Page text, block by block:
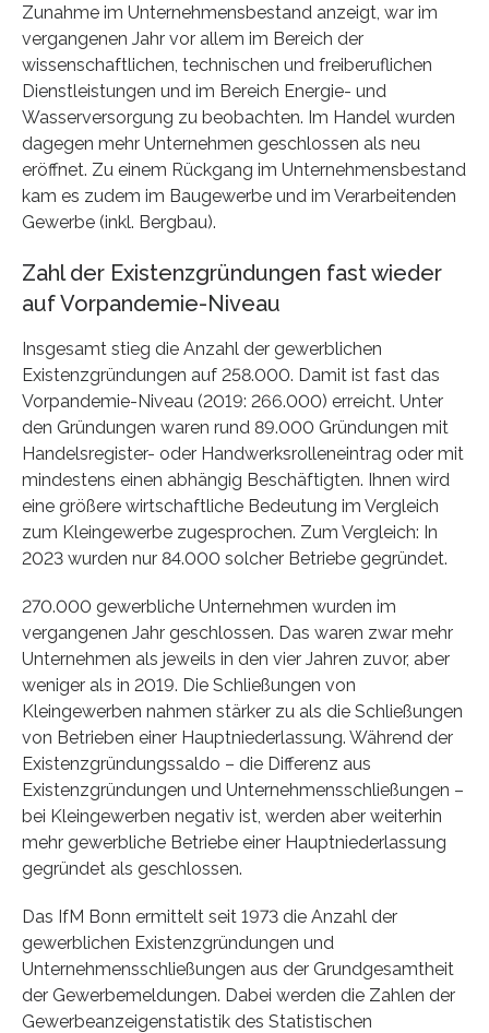
Zunahme im Unternehmensbestand anzeigt, war im
vergangenen Jahr vor allem im Bereich der
wissenschaftlichen, technischen und freiberuflichen
Dienstleistungen und im Bereich Energie- und
Wasserversorgung zu beobachten. Im Handel wurden
dagegen mehr Unternehmen geschlossen als neu
eröffnet. Zu einem Rückgang im Unternehmensbestand
kam es zudem im Baugewerbe und im Verarbeitenden
Gewerbe (inkl. Bergbau).
Zahl der Existenzgründungen fast wieder
auf Vorpandemie-Niveau
Insgesamt stieg die Anzahl der gewerblichen
Existenzgründungen auf 258.000. Damit ist fast das
Vorpandemie-Niveau (2019: 266.000) erreicht. Unter
den Gründungen waren rund 89.000 Gründungen mit
Handelsregister- oder Handwerksrolleneintrag oder mit
mindestens einen abhängig Beschäftigten. Ihnen wird
eine größere wirtschaftliche Bedeutung im Vergleich
zum Kleingewerbe zugesprochen. Zum Vergleich: In
2023 wurden nur 84.000 solcher Betriebe gegründet.
270.000 gewerbliche Unternehmen wurden im
vergangenen Jahr geschlossen. Das waren zwar mehr
Unternehmen als jeweils in den vier Jahren zuvor, aber
weniger als in 2019. Die Schließungen von
Kleingewerben nahmen stärker zu als die Schließungen
von Betrieben einer Hauptniederlassung. Während der
Existenzgründungssaldo – die Differenz aus
Existenzgründungen und Unternehmensschließungen –
bei Kleingewerben negativ ist, werden aber weiterhin
mehr gewerbliche Betriebe einer Hauptniederlassung
gegründet als geschlossen.
Das IfM Bonn ermittelt seit 1973 die Anzahl der
gewerblichen Existenzgründungen und
Unternehmensschließungen aus der Grundgesamtheit
der Gewerbemeldungen. Dabei werden die Zahlen der
Gewerbeanzeigenstatistik des Statistischen